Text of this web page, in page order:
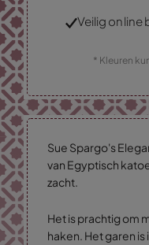
Veilig online
* Kleuren
Sue Spargo's
van Egyptisch
zacht.
Het is prachtig om
haken. Het garen